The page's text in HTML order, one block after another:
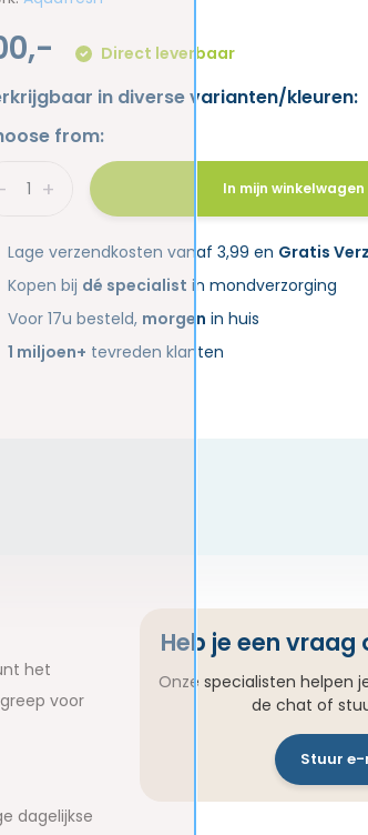
Direct leverbaar
in diverse varianten/kleuren:
from:
+ In mijn winkelwagen
Lage verzendkosten vanaf 3,99 en Gratis
Kopen bij dé specialist in mondverzorging
Voor 17u besteld, morgen in huis
1 miljoen+ tevreden klanten
het
voor
dagelijkse
Heb je een
Onze specialisten helpen
de chat of
Stuur